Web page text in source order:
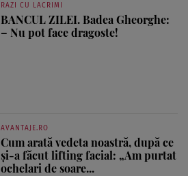
RAZI CU LACRIMI
BANCUL ZILEI. Badea Gheorghe:
– Nu pot face dragoste!
AVANTAJE.RO
Cum arată vedeta noastră, după ce
și-a făcut lifting facial: „Am purtat
ochelari de soare...